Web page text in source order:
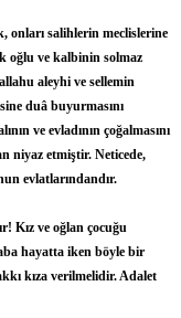
onları salihlerin meclislerine
oğlu ve kalbinin solmaz
aleyhi ve sellemin
duâ buyurmasını
ve evladının çoğalmasını
niyaz etmiştir. Neticede,
evlatlarındandır.
Kız ve oğlan çocuğu
hayatta iken böyle bir
kıza verilmelidir. Adalet